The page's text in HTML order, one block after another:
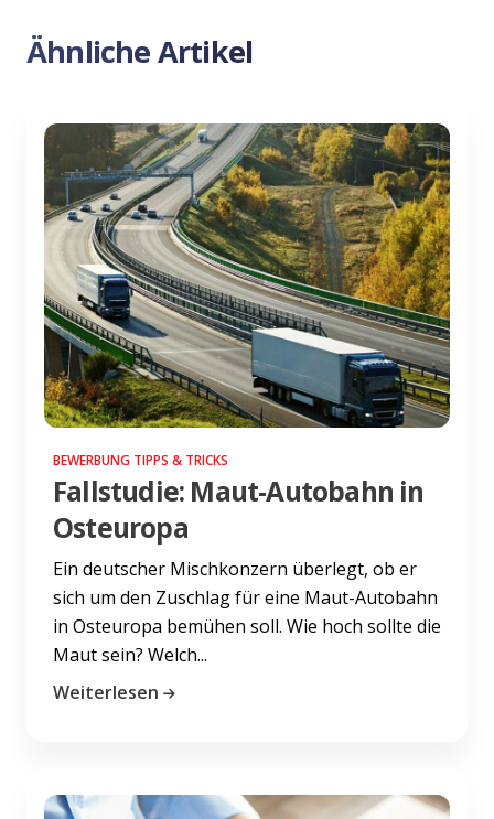
Ähnliche Artikel
BEWERBUNG TIPPS & TRICKS
Fallstudie: Maut-Autobahn in
Osteuropa
Ein deutscher Mischkonzern überlegt, ob er
sich um den Zuschlag für eine Maut-Autobahn
in Osteuropa bemühen soll. Wie hoch sollte die
Maut sein? Welch...
Weiterlesen